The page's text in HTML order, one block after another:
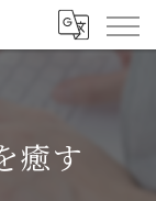
癒す